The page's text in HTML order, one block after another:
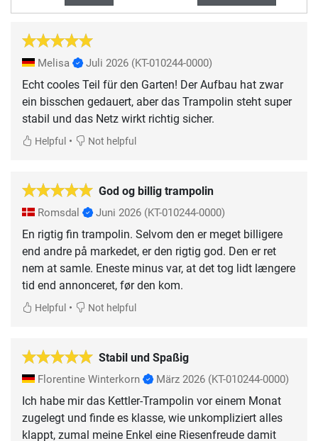
Melisa Juli 2026 (KT-010244-0000)
Echt cooles Teil für den Garten! Der Aufbau hat zwar
ein bisschen gedauert, aber das Trampolin steht super
stabil und das Netz wirkt richtig sicher.
Helpful • Not helpful
God og billig trampolin
Romsdal Juni 2026 (KT-010244-0000)
En rigtig fin trampolin. Selvom den er meget billigere
end andre på markedet, er den rigtig god. Den er ret
nem at samle. Eneste minus var, at det tog lidt længere
tid end annonceret, før den kom.
Helpful • Not helpful
Stabil und Spaßig
Florentine Winterkorn März 2026 (KT-010244-0000)
Ich habe mir das Kettler-Trampolin vor einem Monat
zugelegt und finde es klasse, wie unkompliziert alles
klappt, zumal meine Enkel eine Riesenfreude damit